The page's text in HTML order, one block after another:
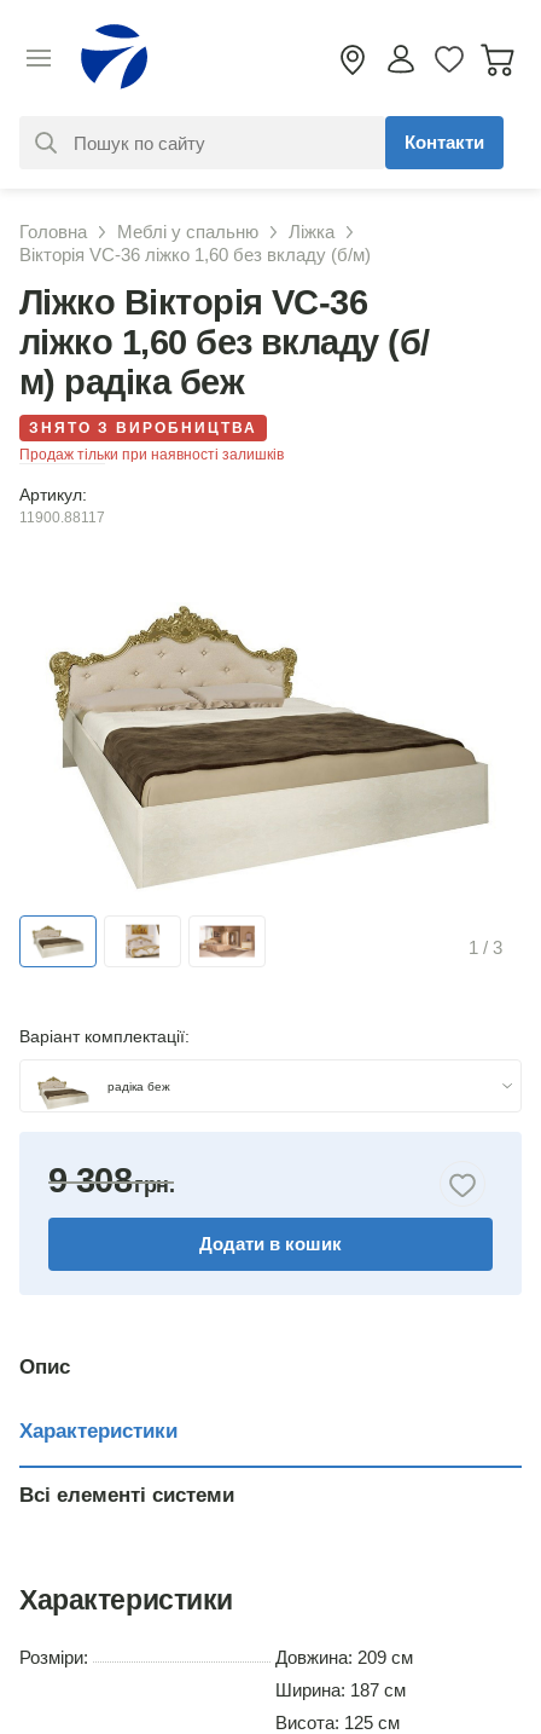
знайдено. Уточніть свій запит
Контакти
Головна Меблі у спальню
Ліжка
Вікторія VC-36 ліжко 1,60 без вкладу (б/м)
Ліжко Вікторія VC-36
ліжко 1,60 без вкладу (б/
м) радіка беж
ЗНЯТО З ВИРОБНИЦТВА
Продаж тільки при наявності залишків
Артикул:
11900.88117
1 / 3
Варіант комплектації:
радіка беж
9 308
Додати в кошик
Опис
Характеристики
Всі елементі системи
Характеристики
Розміри:
Довжина: 209 см
Ширина: 187 см
Висота: 125 см